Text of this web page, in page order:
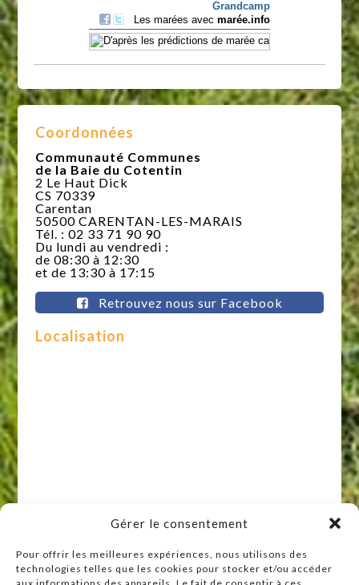
Gérer le consentement
Pour offrir les meilleures expériences, nous utilisons des
technologies telles que les cookies pour stocker et/ou accéder
Coordonnées
Communauté Communes
de la Baie du Cotentin
2 Le Haut Dick
CS 70339
Carentan
50500 CARENTAN-LES-MARAIS
Tél. : 02 33 71 90 90
Du lundi au vendredi :
de 08:30 à 12:30
et de 13:30 à 17:15
Retrouvez nous sur Facebook
Localisation
Raccourcis